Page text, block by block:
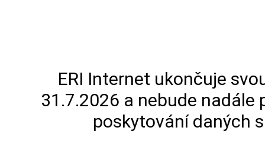
ERI Internet ukončuje
31.7.2026 a nebude nadále
poskytování daných